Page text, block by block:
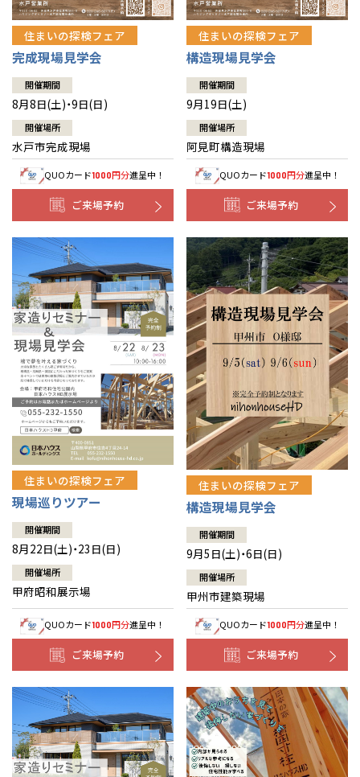
住まいの探検フェア
完成現場見学会
開催期間
8月8日(土)・9日(日)
開催場所
水戸市完成現場
QUOカード1000円分進呈中！
ご来場予約
住まいの探検フェア
構造現場見学会
開催期間
9月19日(土)
開催場所
阿見町構造現場
QUOカード1000円分進呈中！
ご来場予約
住まいの探検フェア
現場巡りツアー
開催期間
8月22日(土)・23日(日)
開催場所
甲府昭和展示場
QUOカード1000円分進呈中！
ご来場予約
住まいの探検フェア
構造現場見学会
開催期間
9月5日(土)・6日(日)
開催場所
甲州市建築現場
QUOカード1000円分進呈中！
ご来場予約